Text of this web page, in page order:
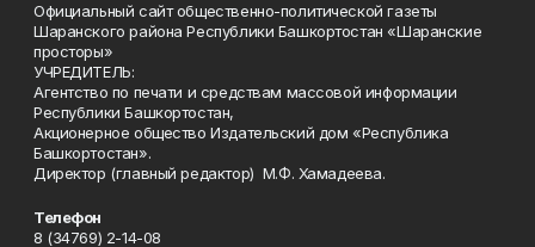
Официальный сайт общественно-политической газеты
Шаранского района Республики Башкортостан «Шаранские
просторы»
УЧРЕДИТЕЛЬ:
Агентство по печати и средствам массовой информации
Республики Башкортостан,
Акционерное общество Издательский дом «Республика
Башкортостан».
Директор (главный редактор) М.Ф. Хамадеева.
Телефон
8 (34769) 2-14-08